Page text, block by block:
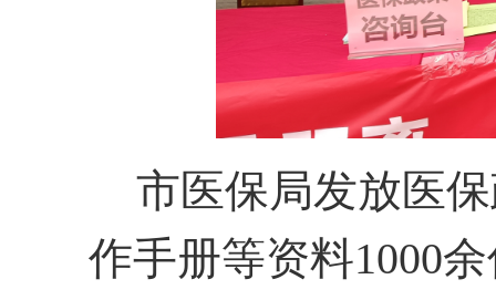
市医保局发放医
作手册等资料1000